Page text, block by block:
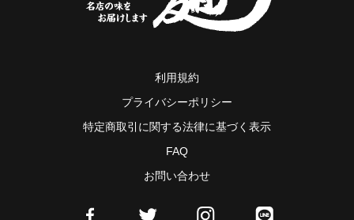
利用規約
プライバシーポリシー
特定商取引に関する法律に基づく表示
FAQ
お問い合わせ